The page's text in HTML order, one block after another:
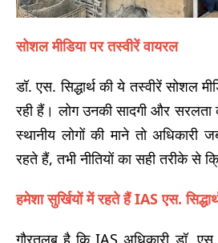
सोशल मीडिया पर तस्वीरें वायरल
डॉ. एस. सिद्धार्थ की ये तस्वीरें सोशल
रही हैं। लोग उनकी सादगी और
स्थानीय लोगों की माने तो
रहते हैं, तभी नीतियों का सही तरीके से
हमेशा सुर्खियों में रहते हैं IAS एस.